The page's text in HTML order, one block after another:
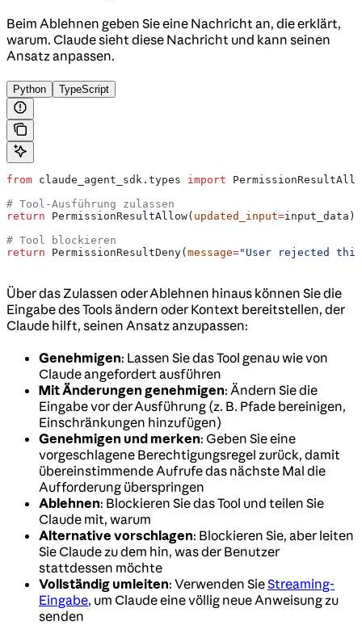
Beim Ablehnen geben Sie eine Nachricht an, die erklärt,
warum. Claude sieht diese Nachricht und kann seinen
Ansatz anpassen.
Python TypeScript
from claude_agent_sdk.types import
# Tool-Ausführung zulassen
return PermissionResultAllow( updated_input=input_data)
# Tool blockieren
return PermissionResultDeny( message="User rejected
Über das Zulassen oder Ablehnen hinaus können Sie die
Eingabe des Tools ändern oder Kontext bereitstellen, der
Claude hilft, seinen Ansatz anzupassen:
Genehmigen: Lassen Sie das Tool genau wie von
Claude angefordert ausführen
Mit Änderungen genehmigen: Ändern Sie die
Eingabe vor der Ausführung (z. B. Pfade bereinigen,
Einschränkungen hinzufügen)
Genehmigen und merken: Geben Sie eine
vorgeschlagene Berechtigungsregel zurück, damit
übereinstimmende Aufrufe das nächste Mal die
Aufforderung überspringen
Ablehnen: Blockieren Sie das Tool und teilen Sie
Claude mit, warum
Alternative vorschlagen: Blockieren Sie, aber leiten
Sie Claude zu dem hin, was der Benutzer
stattdessen möchte
Vollständig umleiten: Verwenden SieStreaming-
Eingabe, um Claude eine völlig neue Anweisung zu
senden